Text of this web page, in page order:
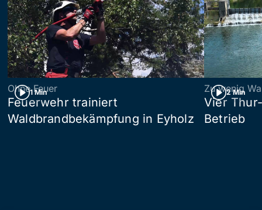
1 Min
Ohne Feuer
Feuerwehr trainiert
Waldbrandbekämpfung in Eyholz
2 Min
Zu wenig
Vier
Betrieb